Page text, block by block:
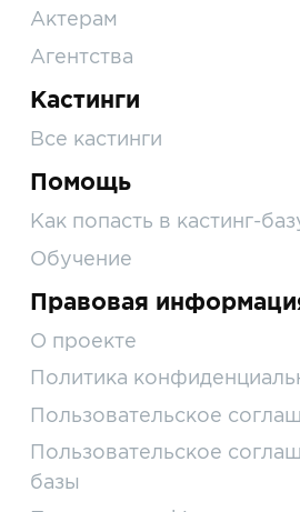
Актерам
Агентства
Кастинги
Все кастинги
Помощь
Как попасть в кастинг-
Обучение
Правовая
О проекте
Политика
Пользовательское
Пользовательское
базы